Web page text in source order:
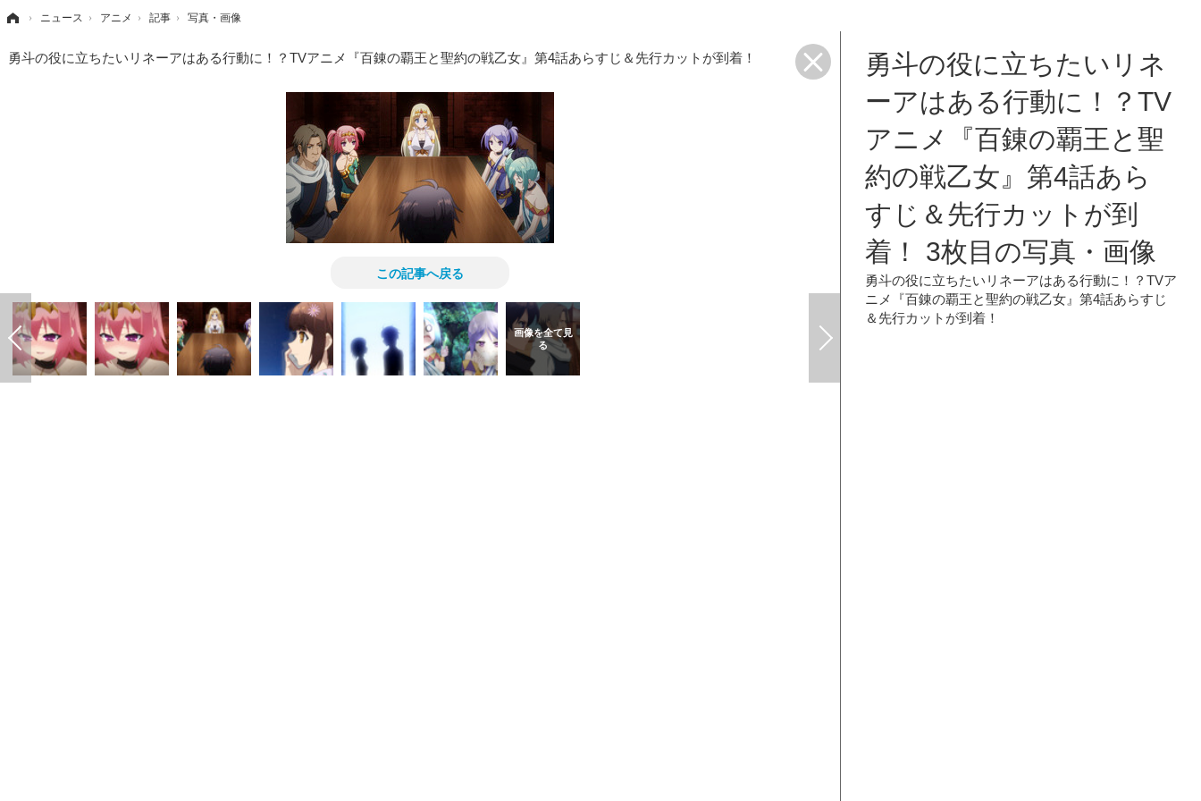
› ニュース › アニメ › 記事 › 写真・画像
勇斗の役に立ちたいリネーアはある行動に！？TVアニメ『百錬の覇王と聖約の戦乙女』第4話あらすじ＆先行カットが到着！
この記事へ戻る
勇斗の役に立ちたいリネ
ーアはある行動に！？TV
アニメ『百錬の覇王と聖
約の戦乙女』第4話あら
すじ＆先行カットが到
着！ 3枚目の写真・画像
勇斗の役に立ちたいリネーアはある行動に！？TVア
ニメ『百錬の覇王と聖約の戦乙女』第4話あらすじ
＆先行カットが到着！